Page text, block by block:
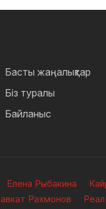
Басты жаңалықтар
Біз туралы
Байланыс
Елена Рыбакина
Рахмонов Реал